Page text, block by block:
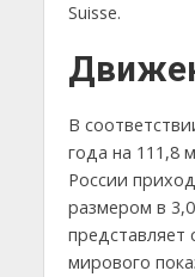
Suisse.
В
года на 111,8
России
размером в
представляет
мирового